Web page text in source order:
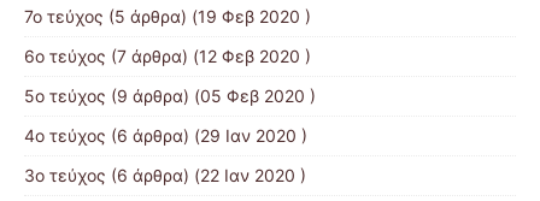
7ο τεύχος (5 άρθρα) (19 Φεβ 2020 )
6ο τεύχος (7 άρθρα) (12 Φεβ 2020 )
5ο τεύχος (9 άρθρα) (05 Φεβ 2020 )
4ο τεύχος (6 άρθρα) (29 Ιαν 2020 )
3ο τεύχος (6 άρθρα) (22 Ιαν 2020 )